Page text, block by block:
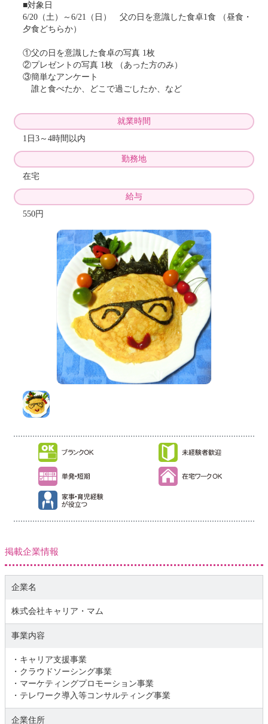
■対象日
6/20（土）～6/21（日） 父の日を意識した食卓1食 （昼食・
夕食どちらか）
①父の日を意識した食卓の写真 1枚
②プレゼントの写真 1枚 （あった方のみ）
③簡単なアンケート
誰と食べたか、どこで過ごしたか、など
就業時間
1日3～4時間以内
勤務地
在宅
給与
550円
掲載企業情報
企業名
株式会社キャリア・マム
事業内容
・キャリア支援事業
・クラウドソーシング事業
・マーケティングプロモーション事業
・テレワーク導入等コンサルティング事業
企業住所